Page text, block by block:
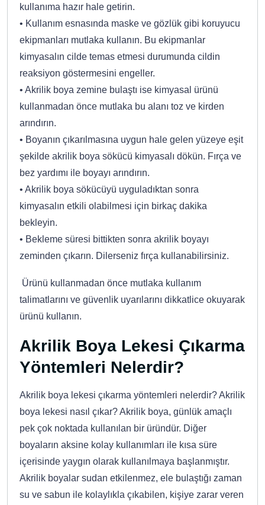
kullanıma hazır hale getirin.
• Kullanım esnasında maske ve gözlük gibi koruyucu
ekipmanları mutlaka kullanın. Bu ekipmanlar
kimyasalın cilde temas etmesi durumunda cildin
reaksiyon göstermesini engeller.
• Akrilik boya zemine bulaştı ise kimyasal ürünü
kullanmadan önce mutlaka bu alanı toz ve kirden
arındırın.
• Boyanın çıkarılmasına uygun hale gelen yüzeye eşit
şekilde akrilik boya sökücü kimyasalı dökün. Fırça ve
bez yardımı ile boyayı arındırın.
• Akrilik boya sökücüyü uyguladıktan sonra
kimyasalın etkili olabilmesi için birkaç dakika
bekleyin.
• Bekleme süresi bittikten sonra akrilik boyayı
zeminden çıkarın. Dilerseniz fırça kullanabilirsiniz.
Ürünü kullanmadan önce mutlaka kullanım
talimatlarını ve güvenlik uyarılarını dikkatlice okuyarak
ürünü kullanın.
Akrilik Boya Lekesi Çıkarma
Yöntemleri Nelerdir?
Akrilik boya lekesi çıkarma yöntemleri nelerdir? Akrilik
boya lekesi nasıl çıkar? Akrilik boya, günlük amaçlı
pek çok noktada kullanılan bir üründür. Diğer
boyaların aksine kolay kullanımları ile kısa süre
içerisinde yaygın olarak kullanılmaya başlanmıştır.
Akrilik boyalar sudan etkilenmez, ele bulaştığı zaman
su ve sabun ile kolaylıkla çıkabilen, kişiye zarar veren